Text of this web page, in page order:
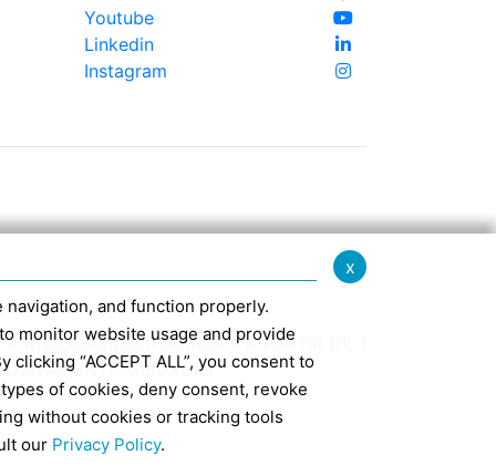
Youtube
Linkedin
Instagram
info@confindustriaemilia.it A PARTIR DE 1
M5UXCR1
x
and function properly.
monitor website usage and provide
clicking “ACCEPT ALL”, you consent to
of cookies, deny consent, revoke
without cookies or tracking tools
our Privacy Policy.